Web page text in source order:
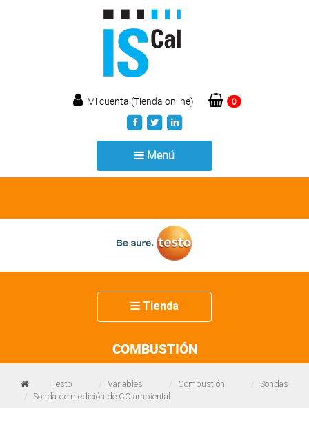
Mi cuenta (Tienda online) 0
Menú
navigation
Tienda
navigation
COMBUSTIÓN
Testo Variables Combustión
Sondas
Sonda de medición de CO ambiental